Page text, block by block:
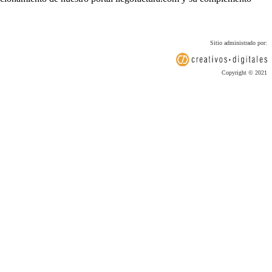
Sitio administrado por:
Copyright © 2021